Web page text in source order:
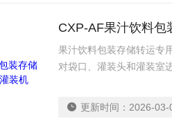
CXP-AF果汁饮料包
果汁饮料包装存储转运专
对袋口、灌装头和灌装室
更新时间： 2026-03-